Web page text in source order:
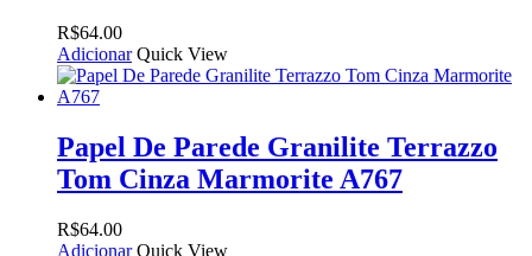
R$64.00
Adicionar Quick View
Papel De Parede Granilite Terrazzo
Tom Cinza Marmorite A767
R$64.00
Adicionar Quick View